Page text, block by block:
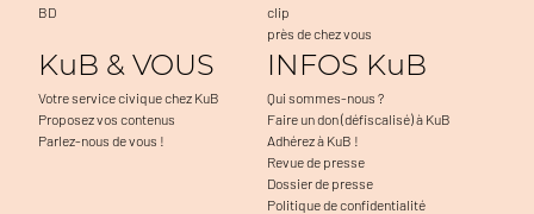
BD
clip
près de chez vous
KuB & VOUS
Votre service civique chez KuB
Proposez vos contenus
Parlez-nous de vous !
INFOS KuB
Qui sommes-nous ?
Faire un don (défiscalisé) à KuB
Adhérez à KuB !
Revue de presse
Dossier de presse
Politique de confidentialité